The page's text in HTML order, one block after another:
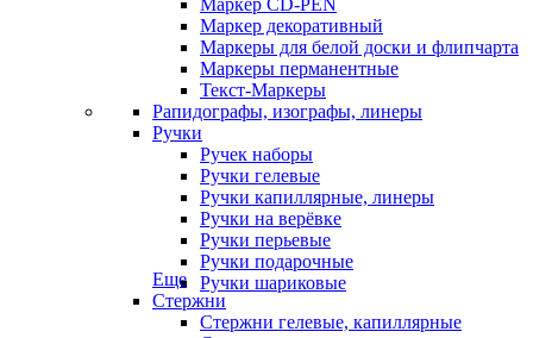
Маркер CD-PEN
Маркер декоративный
Маркеры для белой доски и флипчарта
Маркеры перманентные
Текст-Маркеры
Рапидографы, изографы, линеры
Ручки
Ручек наборы
Ручки гелевые
Ручки капиллярные, линеры
Ручки на верёвке
Ручки перьевые
Ручки подарочные
Ручки шариковые
Еще
Стержни
Стержни гелевые, капиллярные